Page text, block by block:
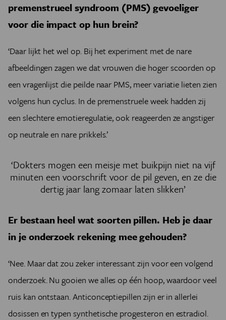
premenstrueel syndroom (PMS) gevoeliger
voor die impact op hun brein?
‘Daar lijkt het wel op. Bij het experiment met de nare
afbeeldingen zagen we dat vrouwen die hoger scoorden op
een vragenlijst die peilde naar PMS, meer variatie lieten zien
volgens hun cyclus. In de premenstruele week hadden zij
een slechtere emotieregulatie, ook reageerden ze angstiger
op neutrale en nare prikkels.’
‘Dokters mogen een meisje met buikpijn niet na vijf
minuten een voorschrift voor de pil geven, en ze die
dertig jaar lang zomaar laten slikken’
Er bestaan heel wat soorten pillen. Heb je daar
in je onderzoek rekening mee gehouden?
‘Nee. Maar dat zou zeker interessant zijn voor een volgend
onderzoek. Nu gooien we alles op één hoop, waardoor veel
ruis kan ontstaan. Anticonceptiepillen zijn er in allerlei
dosissen en typen synthetische progesteron en estradiol.